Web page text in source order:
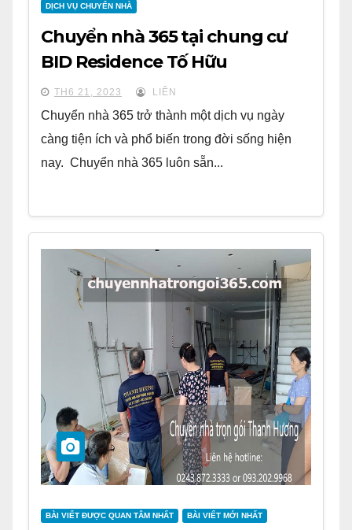
DỊCH VỤ CHUYỂN NHÀ
Chuyển nhà 365 tại chung cư
BID Residence Tố Hữu
TH6 21, 2023 LIÊN
Chuyển nhà 365 trở thành một dịch vụ ngày
càng tiện ích và phổ biến trong đời sống hiện
nay. Chuyển nhà 365 luôn sẵn...
BÀI VIẾT ĐƯỢC QUAN TÂM NHẤT BÀI VIẾT MỚI NHẤT